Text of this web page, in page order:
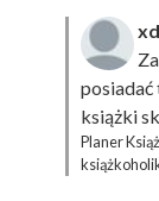
posiadać
książki
Planer